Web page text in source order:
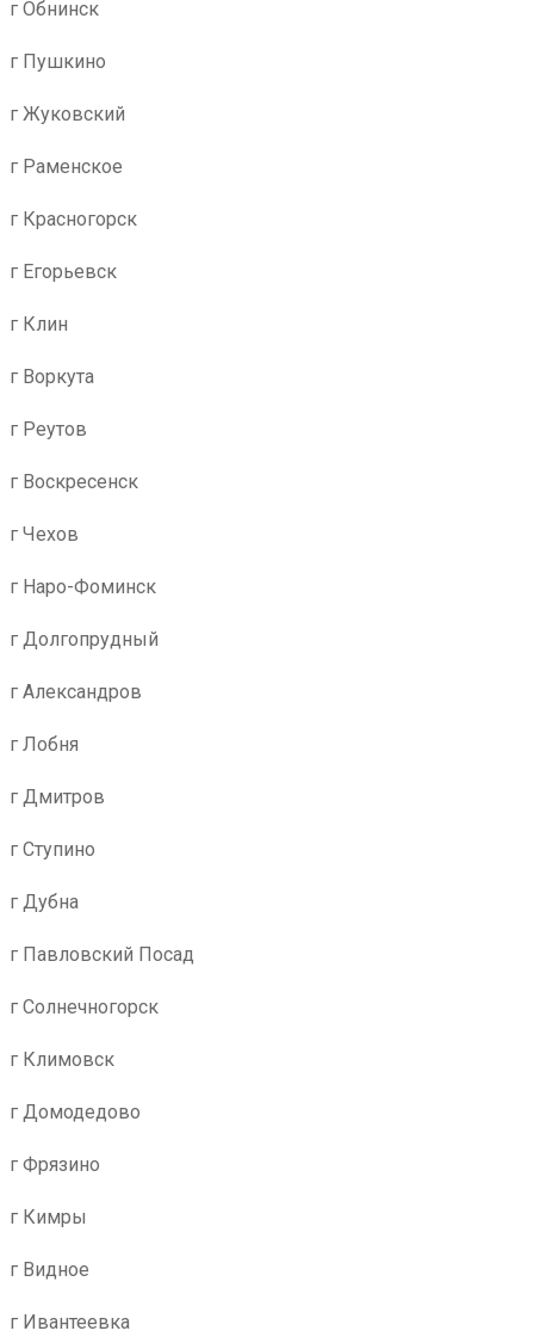
г Обнинск
г Пушкино
г Жуковский
г Раменское
г Красногорск
г Егорьевск
г Клин
г Воркута
г Реутов
г Воскресенск
г Чехов
г Наро-Фоминск
г Долгопрудный
г Александров
г Лобня
г Дмитров
г Ступино
г Дубна
г Павловский Посад
г Солнечногорск
г Климовск
г Домодедово
г Фрязино
г Кимры
г Видное
г Ивантеевка